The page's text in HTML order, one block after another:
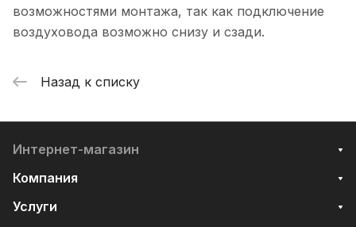
возможностями монтажа, так как подключение
воздуховода возможно снизу и сзади.
Назад к списку
Интернет-магазин
Компания
Услуги